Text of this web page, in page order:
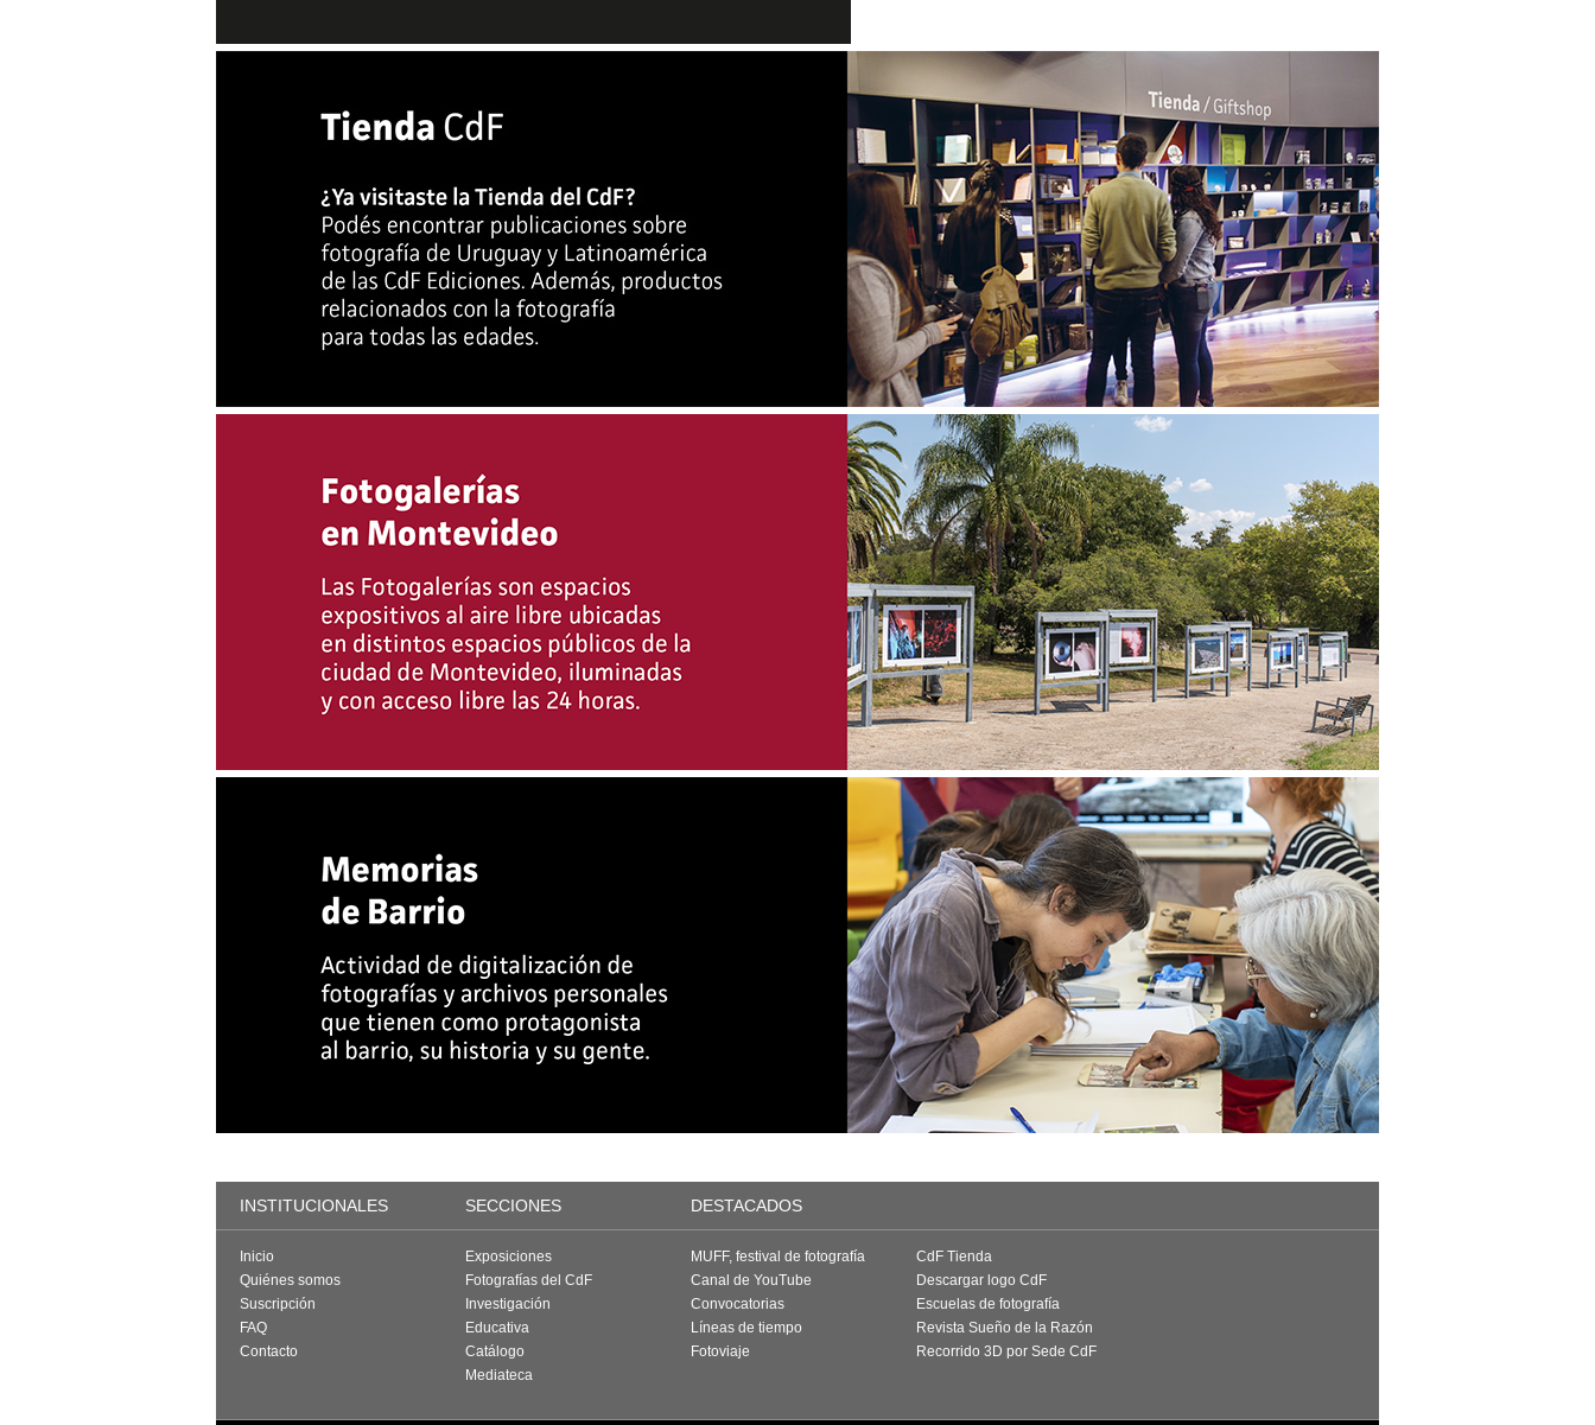
INSTITUCIONALES SECCIONES DESTACADOS
Inicio
Quiénes somos
Suscripción
FAQ
Contacto
Exposiciones
Fotografías del CdF
Investigación
Educativa
Catálogo
Mediateca
MUFF, festival de fotografía
Canal de YouTube
Convocatorias
Líneas de tiempo
Fotoviaje
CdF Tienda
Descargar logo CdF
Escuelas de fotografía
Revista Sueño de la Razón
Recorrido 3D por Sede CdF